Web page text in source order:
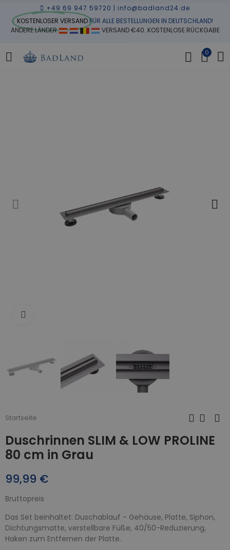
+49 69 947 59720 | info@badland24.de
KOSTENLOSER VERSANDFÜR ALLE BESTELLUNGEN IN DEUTSCHLAND!
ANDERE LÄNDER
VERSAND €40. KOSTENLOSE RÜCKGABE
0
Startseite
Duschrinnen SLIM & LOW PROLINE
80 cm in Grau
99,99 €
Bruttopreis
Das Set beinhaltet: Duschablauf - Gehäuse, Platte, Siphon,
Dichtungsmatte, verstellbare Füße, 40/50-Reduzierung,
Haken zum Entfernen der Platte.